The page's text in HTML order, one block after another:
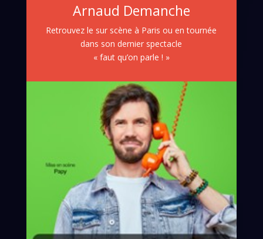
Arnaud Demanche
Retrouvez le sur scène à Paris ou en tournée
dans son dernier spectacle
« faut qu’on parle ! »